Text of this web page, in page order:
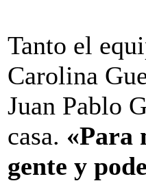
Tanto el
Carolina
Juan Pablo
casa. «Para
gente y